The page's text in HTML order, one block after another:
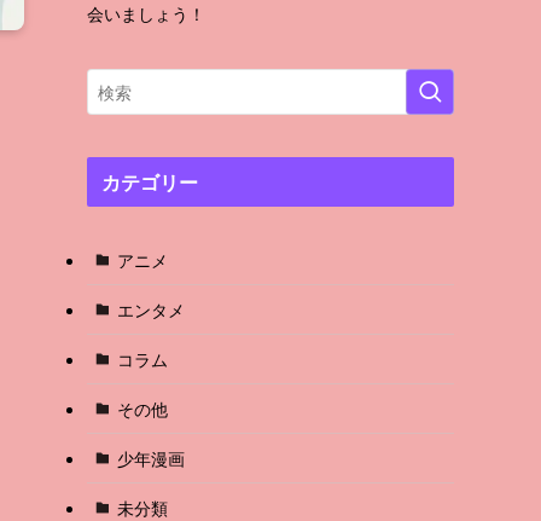
会いましょう！
カテゴリー
アニメ
エンタメ
コラム
その他
少年漫画
未分類